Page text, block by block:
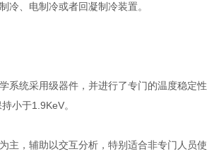
、电制冷或者回凝制冷装置。
统采用级器件，并进行了专门的温度稳定
小于1.9KeV。
，辅助以交互分析，特别适合非专门人员使